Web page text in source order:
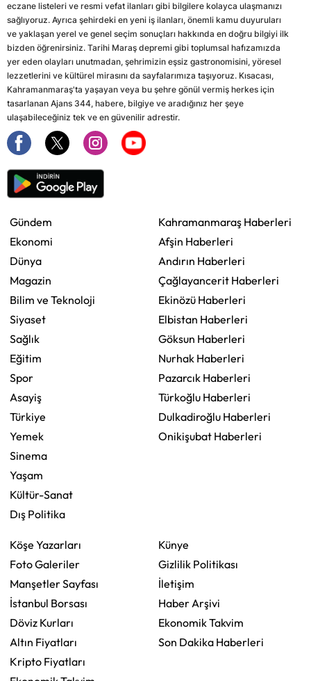
eczane listeleri ve resmi vefat ilanları gibi bilgilere kolayca ulaşmanızı
sağlıyoruz. Ayrıca şehirdeki en yeni iş ilanları, önemli kamu duyuruları
ve yaklaşan yerel ve genel seçim sonuçları hakkında en doğru bilgiyi ilk
bizden öğrenirsiniz. Tarihi Maraş depremi gibi toplumsal hafızamızda
yer eden olayları unutmadan, şehrimizin eşsiz gastronomisini, yöresel
lezzetlerini ve kültürel mirasını da sayfalarımıza taşıyoruz. Kısacası,
Kahramanmaraş'ta yaşayan veya bu şehre gönül vermiş herkes için
tasarlanan Ajans 344, habere, bilgiye ve aradığınız her şeye
ulaşabileceğiniz tek ve en güvenilir adrestir.
Gündem
Ekonomi
Dünya
Magazin
Bilim ve Teknoloji
Siyaset
Sağlık
Eğitim
Spor
Asayiş
Türkiye
Yemek
Sinema
Yaşam
Kültür-Sanat
Dış Politika
Kahramanmaraş Haberleri
Afşin Haberleri
Andırın Haberleri
Çağlayancerit Haberleri
Ekinözü Haberleri
Elbistan Haberleri
Göksun Haberleri
Nurhak Haberleri
Pazarcık Haberleri
Türkoğlu Haberleri
Dulkadiroğlu Haberleri
Onikişubat Haberleri
Köşe Yazarları
Foto Galeriler
Manşetler Sayfası
İstanbul Borsası
Döviz Kurları
Altın Fiyatları
Kripto Fiyatları
Künye
Gizlilik Politikası
İletişim
Haber Arşivi
Ekonomik Takvim
Son Dakika Haberleri